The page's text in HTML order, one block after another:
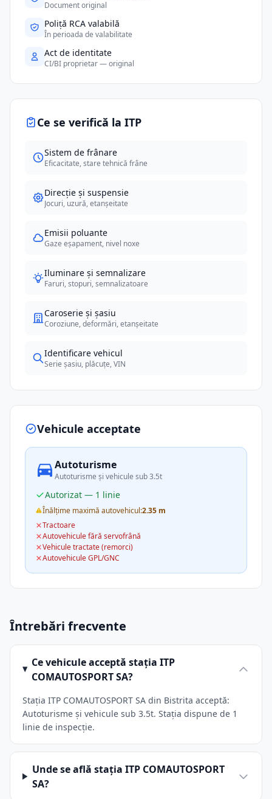
Document original
Poliță RCA valabilă
În perioada de valabilitate
Act de identitate
CI/BI proprietar — original
Ce se verifică la ITP
Sistem de frânare
Eficacitate, stare tehnică frâne
Direcție și suspensie
Jocuri, uzură, etanșeitate
Emisii poluante
Gaze eșapament, nivel noxe
Iluminare și semnalizare
Faruri, stopuri, semnalizatoare
Caroserie și șasiu
Coroziune, deformări, etanșeitate
Identificare vehicul
Serie șasiu, plăcuțe, VIN
Vehicule acceptate
Autoturisme
Autoturisme și vehicule sub 3.5t
Autorizat — 1 linie
Înălțime maximă autovehicul:2.35 m
Tractoare
Autovehicule fără servofrână
Vehicule tractate (remorci)
Autovehicule GPL/GNC
Întrebări frecvente
Ce vehicule acceptă stația ITP
COMAUTOSPORT SA?
Stația ITP COMAUTOSPORT SA din Bistrita acceptă:
Autoturisme și vehicule sub 3.5t. Stația dispune de 1
linie de inspecție.
Unde se află stația ITP COMAUTOSPORT
SA?